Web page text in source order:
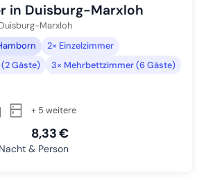
in Duisburg-Marxloh
Duisburg-Marxloh
2× Einzelzimmer
Gäste)
3× Mehrbettzimmer (6 Gäste)
+ 5 weitere
8,33 €
& Person